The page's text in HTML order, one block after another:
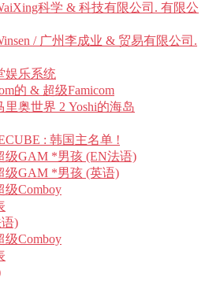
科学 & 科技有限公司. 有限公
/ 广州李成业 & 贸易有限公司.
娱乐系统
的 & 超级Famicom
里奥世界 2 Yoshi的海岛
: 韩国主名单 !
级GAM *男孩 (EN法语)
级GAM *男孩 (英语)
级Comboy
)
级Comboy